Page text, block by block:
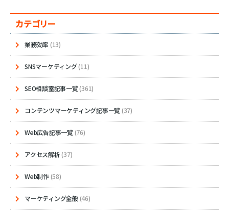
カテゴリー
業務効率 (13)
SNSマーケティング(11)
SEO相談室記事一覧(361)
コンテンツマーケティング記事一覧(37)
Web広告記事一覧(76)
アクセス解析(37)
Web制作(58)
マーケティング全般(46)